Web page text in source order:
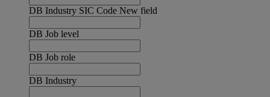
DB Industry SIC Code New field
DB Job level
DB Job role
DB Industry